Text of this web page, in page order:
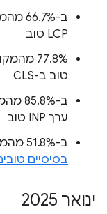
ב-66.7% מהמקורות (
LCP טוב
‫77.8% מהמקורות (
טוב ב-CLS
ב-85.8% מהמקורות (
ערך INP טוב
ב-51.8% מהמקורות (
בסיסיים
ינואר 2025